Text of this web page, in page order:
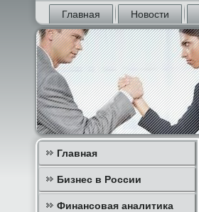
Главная Новости
Главная
Бизнес в России
Финансовая аналитика